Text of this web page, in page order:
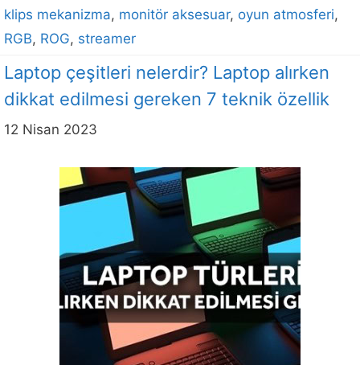
klips mekanizma, monitör aksesuar, oyun atmosferi,
RGB, ROG, streamer
Laptop çeşitleri nelerdir? Laptop alırken
dikkat edilmesi gereken 7 teknik özellik
12 Nisan 2023